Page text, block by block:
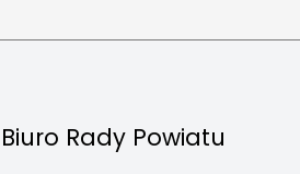
Biuro Rady Powiatu